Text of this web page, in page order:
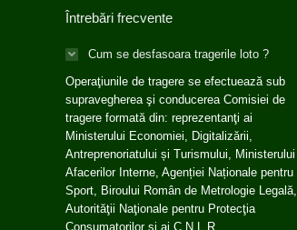
Întrebări frecvente
Cum se desfasoara tragerile loto ?
Operaţiunile de tragere se efectuează sub
supravegherea şi conducerea Comisiei de
tragere formată din: reprezentanţi ai
Ministerului Economiei, Digitalizării,
Antreprenoriatului și Turismului, Ministerului
Afacerilor Interne, Agenției Naționale pentru
Sport, Biroului Român de Metrologie Legală,
Autorităţii Naţionale pentru Protecţia
Consumatorilor şi ai C.N.L.R